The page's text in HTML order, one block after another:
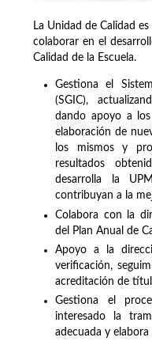
La Unidad de Calidad
colaborar en el
Calidad de la Escuela.
Gestiona el
(SGIC),
dando apoyo a
elaboración de
los mismos y
resultados
desarrolla la
contribuyan a la
Colabora con la
del Plan Anual de
Apoyo a la
verificación,
acreditación de
Gestiona el
interesado la
adecuada y